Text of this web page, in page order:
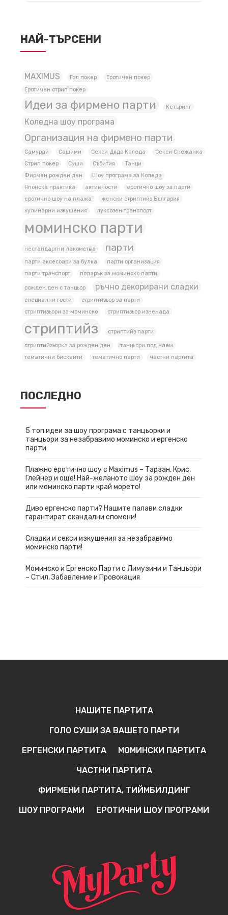
НАЙ-ТЪРСЕНИ
MAXIMUS Гол покер
Еротичен покер
Еротичен стрип покер
Идеи за фирмено парти Кетъринг
Коледна шоу програма
Организация на фирмено парти
Самурай Сашими Секси Дядо Коледа
Секси Снежанка
Стрип покер
Суши Събития
Танци
Фирмен рожден ден
Шоу програма за Коледа
Японска практика
активности
еротично шоу за парти
еротично шоу на плажа
женски стриптийз България
кулинарни изкушения
луксозен транспорт
моминско парти
нестандартни лакомства парти
парти аксесоари за булка
парти организация
парти транспорт
подарък за моминско парти
рожден ден с танцьор ръчно декорирани сладки
специални гости
стриптизьор за парти
стриптизьори за моминско
стриптизьор изненада
стриптийз стриптийз парти
стриптийзьорка за рожден ден
танцьори под наем
тематични бисквити
тематично парти частни партита
ПОСЛЕДНО
5 топ идеи за шоу програма с танцьорки и
танцьори за незабравимо моминско и ергенско
парти
Плажно еротично шоу с Maximus – Тарзан, Крис,
Глейнер и още! Най-желаното шоу за рожден ден
или моминско парти край морето!
Диво ергенско парти? Нашите палави сладки
гарантират скандални спомени!
Сладки и секси изкушения за незабравимо
моминско парти!
Моминско и Ергенско Парти с Лимузини и Танцьори
– Стил, Забавление и Провокация
НАШИТЕ ПАРТИТА
ГОЛО СУШИ ЗА ВАШЕТО ПАРТИ
ЕРГЕНСКИ ПАРТИТА МОМИНСКИ ПАРТИТА
ЧАСТНИ ПАРТИТА
ФИРМЕНИ ПАРТИТА, ТИЙМБИЛДИНГ
ШОУ ПРОГРАМИ ЕРОТИЧНИ ШОУ ПРОГРАМИ